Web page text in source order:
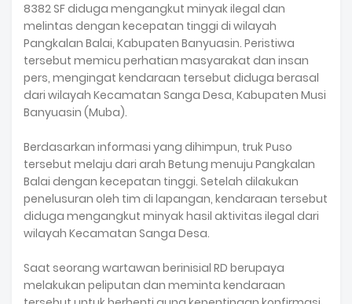
8382 SF diduga mengangkut minyak ilegal dan
melintas dengan kecepatan tinggi di wilayah
Pangkalan Balai, Kabupaten Banyuasin. Peristiwa
tersebut memicu perhatian masyarakat dan insan
pers, mengingat kendaraan tersebut diduga berasal
dari wilayah Kecamatan Sanga Desa, Kabupaten Musi
Banyuasin (Muba).
Berdasarkan informasi yang dihimpun, truk Puso
tersebut melaju dari arah Betung menuju Pangkalan
Balai dengan kecepatan tinggi. Setelah dilakukan
penelusuran oleh tim di lapangan, kendaraan tersebut
diduga mengangkut minyak hasil aktivitas ilegal dari
wilayah Kecamatan Sanga Desa.
Saat seorang wartawan berinisial RD berupaya
melakukan peliputan dan meminta kendaraan